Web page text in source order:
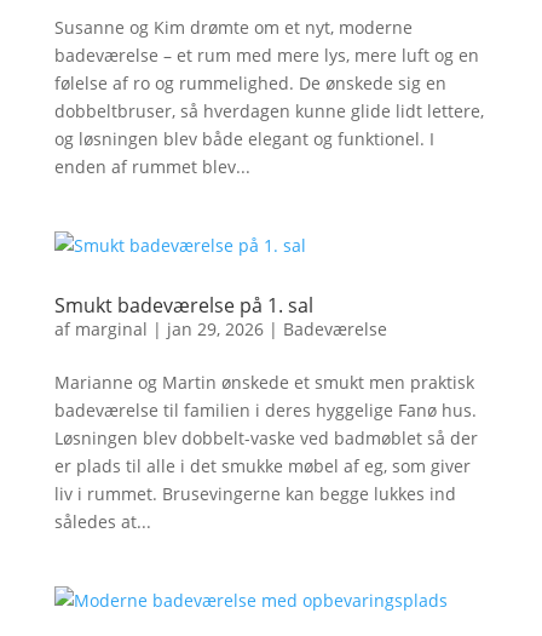
Susanne og Kim drømte om et nyt, moderne
badeværelse – et rum med mere lys, mere luft og en
følelse af ro og rummelighed. De ønskede sig en
dobbeltbruser, så hverdagen kunne glide lidt lettere,
og løsningen blev både elegant og funktionel. I
enden af rummet blev...
Smukt badeværelse på 1. sal
af marginal | jan 29, 2026| Badeværelse
Marianne og Martin ønskede et smukt men praktisk
badeværelse til familien i deres hyggelige Fanø hus.
Løsningen blev dobbelt-vaske ved badmøblet så der
er plads til alle i det smukke møbel af eg, som giver
liv i rummet. Brusevingerne kan begge lukkes ind
således at...